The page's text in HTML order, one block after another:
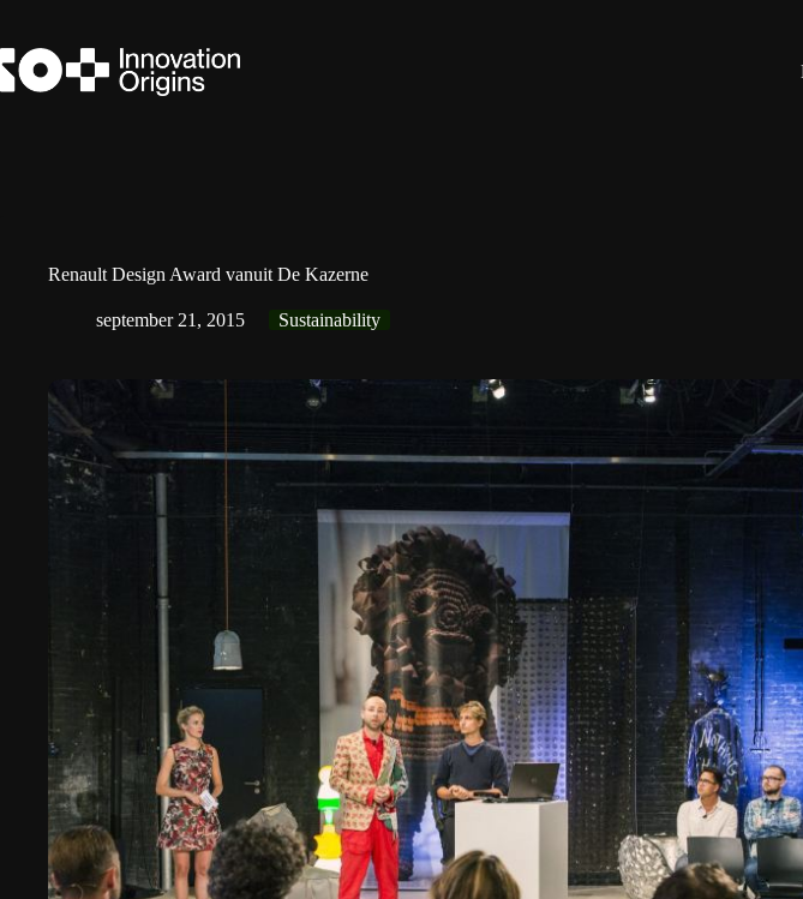
de
inhoud
Renault Design Award vanuit De Kazerne
september 21, 2015 Sustainability